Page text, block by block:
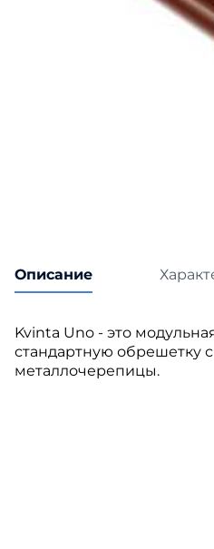
Описание
Kvinta Uno - это
стандартную обрешетку
металлочерепицы.